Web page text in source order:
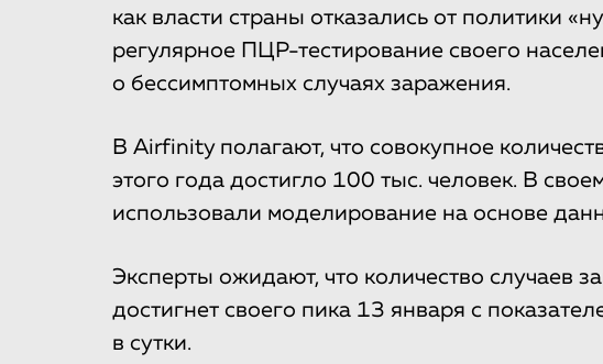
как власти страны отказались от политики
регулярное ПЦР-тестирование своего
о бессимптомных случаях заражения.
В Airfinity полагают, что совокупное
этого года достигло 100 тыс. человек. В
использовали моделирование на основе
Эксперты ожидают, что количество случаев
достигнет своего пика 13 января с
в сутки.